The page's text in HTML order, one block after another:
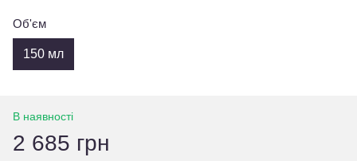
Об'єм
150 мл
В наявності
2 685 грн